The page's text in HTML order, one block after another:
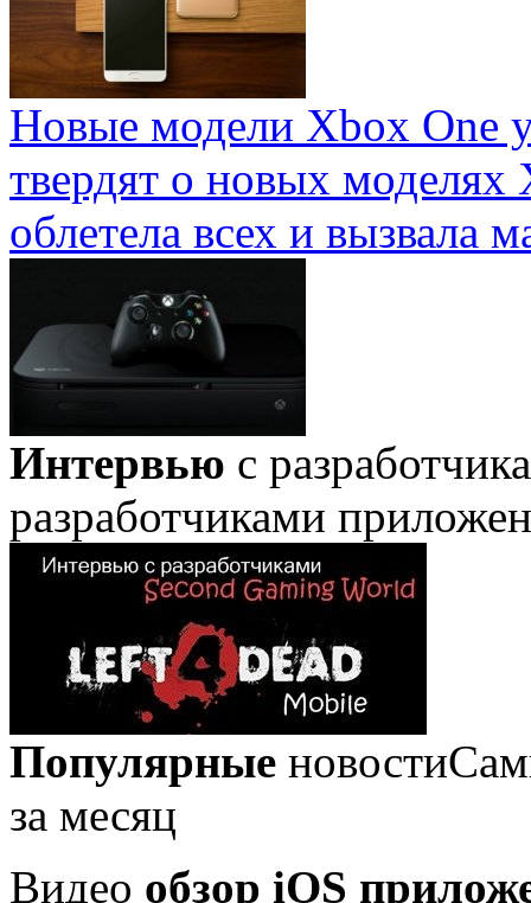
Новые модели Xbox One
твердят о новых
облетела всех и вызвала
Интервью с
разработчиками
Популярные новости
за месяц
Видео обзор iOS